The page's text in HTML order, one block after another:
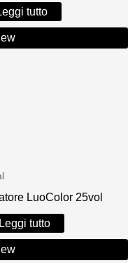
tutto
LuoColor 25vol
Leggi tutto